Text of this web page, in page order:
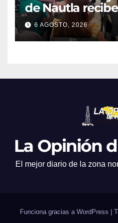
de Nautla
en atención a
6 AGOSTO, 2026
La Opinión
El mejor diario de la zona
Funciona gracias a WordPress